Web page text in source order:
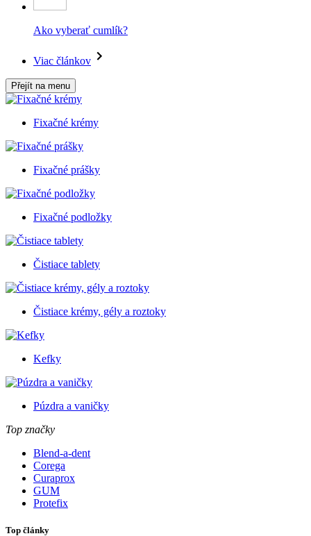
Ako vyberať cumlík?
Viac článkov
Přejít na menu
Fixačné krémy
Fixačné prášky
Fixačné podložky
Čistiace tablety
Čistiace krémy, gély a roztoky
Kefky
Púzdra a vaničky
Top značky
Blend-a-dent
Corega
Curaprox
GUM
Protefix
Top články